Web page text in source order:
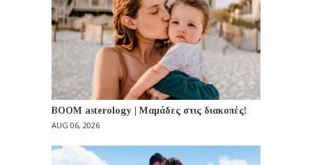
BOOM asterology | Μαμάδες στις διακοπές!
AUG 06, 2026